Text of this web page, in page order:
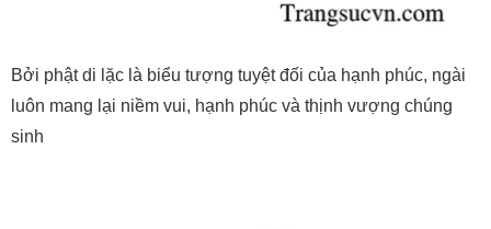
Bởi phật di lặc là biểu tượng tuyệt đối của hạnh phúc, ngài
luôn mang lại niềm vui, hạnh phúc và thịnh vượng chúng
sinh